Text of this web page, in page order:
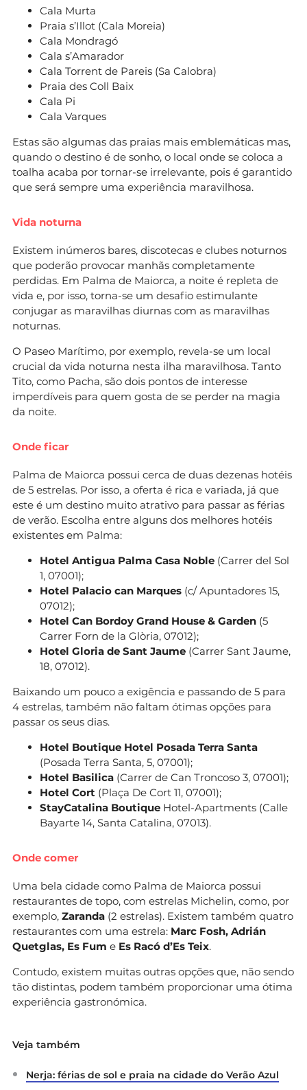
Cala Murta
Praia s’Illot (Cala Moreia)
Cala Mondragó
Cala s’Amarador
Cala Torrent de Pareis (Sa Calobra)
Praia des Coll Baix
Cala Pi
Cala Varques
Estas são algumas das praias mais emblemáticas mas,
quando o destino é de sonho, o local onde se coloca a
toalha acaba por tornar-se irrelevante, pois é garantido
que será sempre uma experiência maravilhosa.
Vida noturna
Existem inúmeros bares, discotecas e clubes noturnos
que poderão provocar manhãs completamente
perdidas. Em Palma de Maiorca, a noite é repleta de
vida e, por isso, torna-se um desafio estimulante
conjugar as maravilhas diurnas com as maravilhas
noturnas.
O Paseo Marítimo, por exemplo, revela-se um local
crucial da vida noturna nesta ilha maravilhosa. Tanto
Tito, como Pacha, são dois pontos de interesse
imperdíveis para quem gosta de se perder na magia
da noite.
Onde ficar
Palma de Maiorca possui cerca de duas dezenas hotéis
de 5 estrelas. Por isso, a oferta é rica e variada, já que
este é um destino muito atrativo para passar as férias
de verão. Escolha entre alguns dos melhores hotéis
existentes em Palma:
Hotel Antigua Palma Casa Noble (Carrer del Sol
1, 07001);
Hotel Palacio can Marques (c/ Apuntadores 15,
07012);
Hotel Can Bordoy Grand House & Garden (5
Carrer Forn de la Glòria, 07012);
Hotel Gloria de Sant Jaume (Carrer Sant Jaume,
18, 07012).
Baixando um pouco a exigência e passando de 5 para
4 estrelas, também não faltam ótimas opções para
passar os seus dias.
Hotel Boutique Hotel Posada Terra Santa
(Posada Terra Santa, 5, 07001);
Hotel Basilica (Carrer de Can Troncoso 3, 07001);
Hotel Cort (Plaça De Cort 11, 07001);
StayCatalina Boutique Hotel-Apartments (Calle
Bayarte 14, Santa Catalina, 07013).
Onde comer
Uma bela cidade como Palma de Maiorca possui
restaurantes de topo, com estrelas Michelin, como, por
exemplo, Zaranda (2 estrelas). Existem também quatro
restaurantes com uma estrela: Marc Fosh, Adrián
Quetglas, Es Fum e Es Racó d’Es Teix.
Contudo, existem muitas outras opções que, não sendo
tão distintas, podem também proporcionar uma ótima
experiência gastronómica.
Veja também
Nerja: férias de sol e praia na cidade do Verão Azul